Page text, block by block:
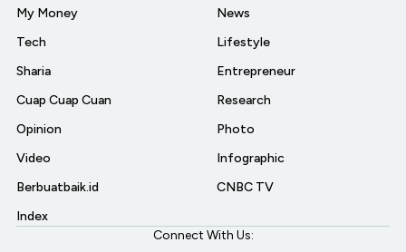
My Money
Tech
Sharia
Cuap Cuap Cuan
Opinion
Video
Berbuatbaik.id
Index
News
Lifestyle
Entrepreneur
Research
Photo
Infographic
CNBC TV
Connect With Us: